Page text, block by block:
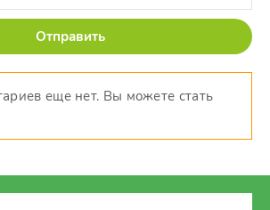
Отправить
еще нет. Вы можете стать